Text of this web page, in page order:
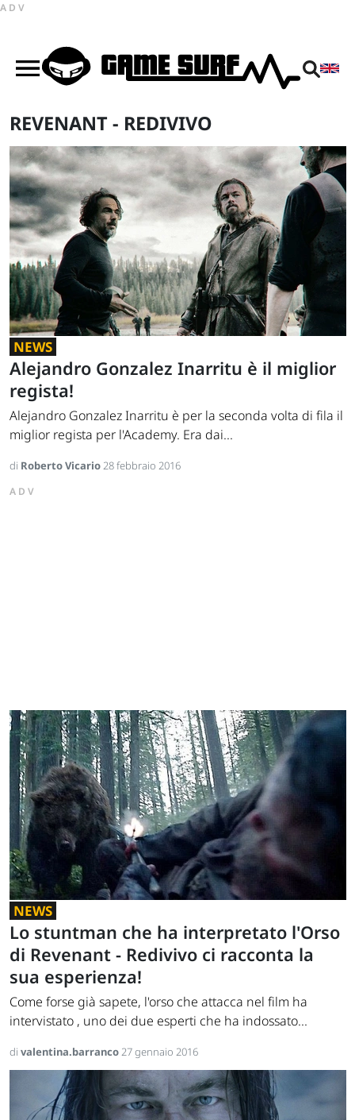
ADV
REVENANT - REDIVIVO
NEWS
Alejandro Gonzalez Inarritu è il miglior
regista!
Alejandro Gonzalez Inarritu è per la seconda volta di fila il
miglior regista per l'Academy. Era dai...
di Roberto Vicario28 febbraio 2016
ADV
NEWS
Lo stuntman che ha interpretato l'Orso
di Revenant - Redivivo ci racconta la
sua esperienza!
Come forse già sapete, l'orso che attacca nel film ha
intervistato , uno dei due esperti che ha indossato...
di valentina.barranco27 gennaio 2016